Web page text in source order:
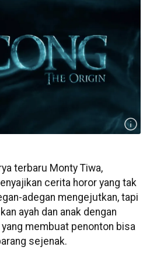
terbaru Monty Tiwa,
cerita horor yang tak
adegan mengejutkan, tapi
ayah dan anak dengan
membuat penonton bisa
sejenak.